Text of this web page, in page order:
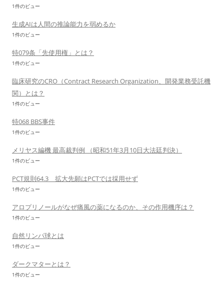
1件のビュー
生成AIは人間の推論能力を弱めるか
1件のビュー
特079条「先使用権」とは？
1件のビュー
臨床研究のCRO（Contract Research Organization、開発業務受託機
関）とは？
1件のビュー
特068 BBS事件
1件のビュー
メリヤス編機 最高裁判例 （昭和51年3月10日大法廷判決）
1件のビュー
PCT規則64.3 拡大先願はPCTでは採用せず
1件のビュー
アロプリノールがなぜ痛風の薬になるのか、その作用機序は？
1件のビュー
自然リンパ球とは
1件のビュー
ダークマターとは？
1件のビュー